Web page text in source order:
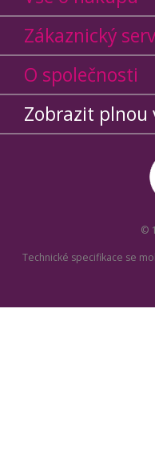
Zákaznický
O společnosti
Zobrazit plnou
©
Technické specifikace se